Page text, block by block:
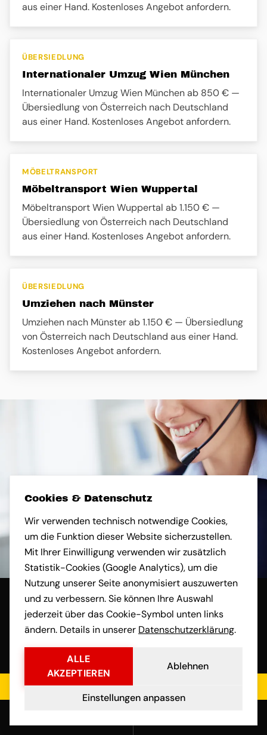
aus einer Hand. Kostenloses Angebot anfordern.
ÜBERSIEDLUNG
Internationaler Umzug Wien München
Internationaler Umzug Wien München ab 850 € —
Übersiedlung von Österreich nach Deutschland
aus einer Hand. Kostenloses Angebot anfordern.
MÖBELTRANSPORT
Möbeltransport Wien Wuppertal
Möbeltransport Wien Wuppertal ab 1.150 € —
Übersiedlung von Österreich nach Deutschland
aus einer Hand. Kostenloses Angebot anfordern.
ÜBERSIEDLUNG
Umziehen nach Münster
Umziehen nach Münster ab 1.150 € — Übersiedlung
von Österreich nach Deutschland aus einer Hand.
Kostenloses Angebot anfordern.
Jetzt kostenloses Angebot einholen
Cookies & Datenschutz
Wir verwenden technisch notwendige Cookies,
um die Funktion dieser Website sicherzustellen.
Mit Ihrer Einwilligung verwenden wir zusätzlich
Statistik-Cookies (Google Analytics), um die
Nutzung unserer Seite anonymisiert auszuwerten
und zu verbessern. Sie können Ihre Auswahl
jederzeit über das Cookie-Symbol unten links
ändern. Details in unserer Datenschutzerklärung.
ALLE
AKZEPTIEREN
Ablehnen
Einstellungen anpassen